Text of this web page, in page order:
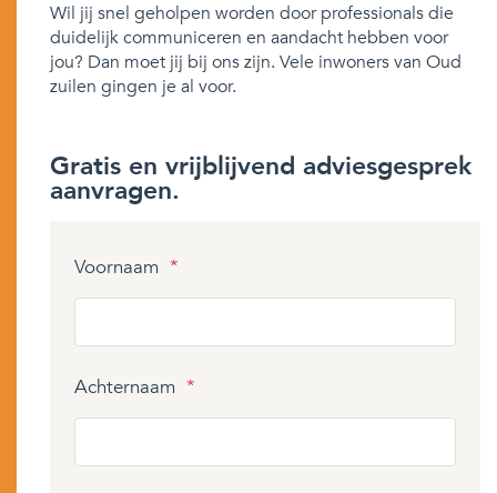
Wil jij snel geholpen worden door professionals die
duidelijk communiceren en aandacht hebben voor
jou? Dan moet jij bij ons zijn. Vele inwoners van Oud
zuilen gingen je al voor.
Gratis en vrijblijvend adviesgesprek
aanvragen.
Voornaam *
Achternaam *